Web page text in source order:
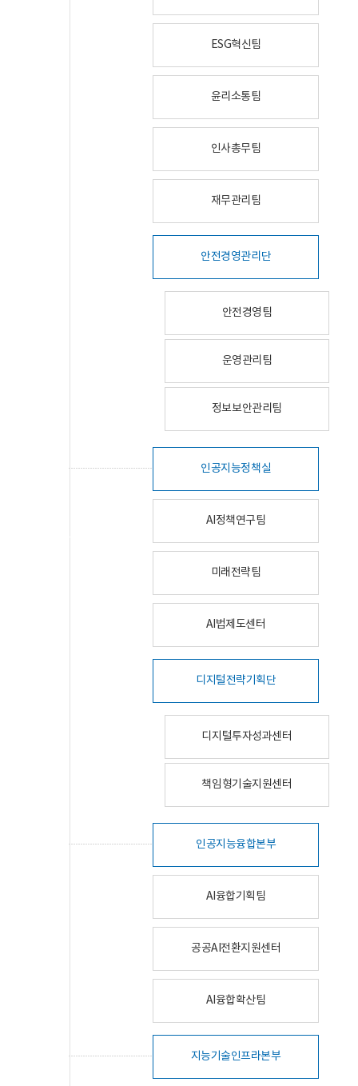
ESG혁신팀
윤리소통팀
인사총무팀
재무관리팀
안전경영관리단
안전경영팀
운영관리팀
정보보안관리팀
인공지능정책실
AI정책연구팀
미래전략팀
AI법제도센터
디지털전략기획단
디지털투자성과센터
책임형기술지원센터
인공지능융합본부
AI융합기획팀
공공AI전환지원센터
AI융합확산팀
지능기술인프라본부